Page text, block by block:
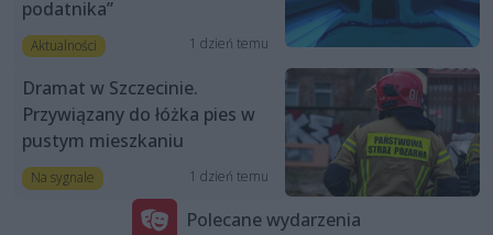
podatnika”
Aktualności 1 dzień temu
Dramat w Szczecinie.
Przywiązany do łóżka pies w
pustym mieszkaniu
Na sygnale 1 dzień temu
Polecane wydarzenia